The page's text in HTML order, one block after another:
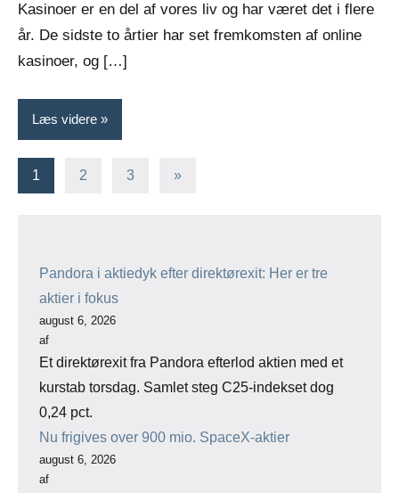
2023
Kasinoer er en del af vores liv og har været det i flere
år. De sidste to årtier har set fremkomsten af online
kasinoer, og […]
Læs videre
Indlægsinddeling
1 2 3
Næste
»
Pandora i aktiedyk efter direktørexit: Her er tre
aktier i fokus
august 6, 2026
af
Et direktørexit fra Pandora efterlod aktien med et
kurstab torsdag. Samlet steg C25-indekset dog
0,24 pct.
Nu frigives over 900 mio. SpaceX-aktier
august 6, 2026
af